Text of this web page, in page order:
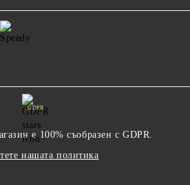
GDPR
е 100% съобразен с GDPR.
нашата политика